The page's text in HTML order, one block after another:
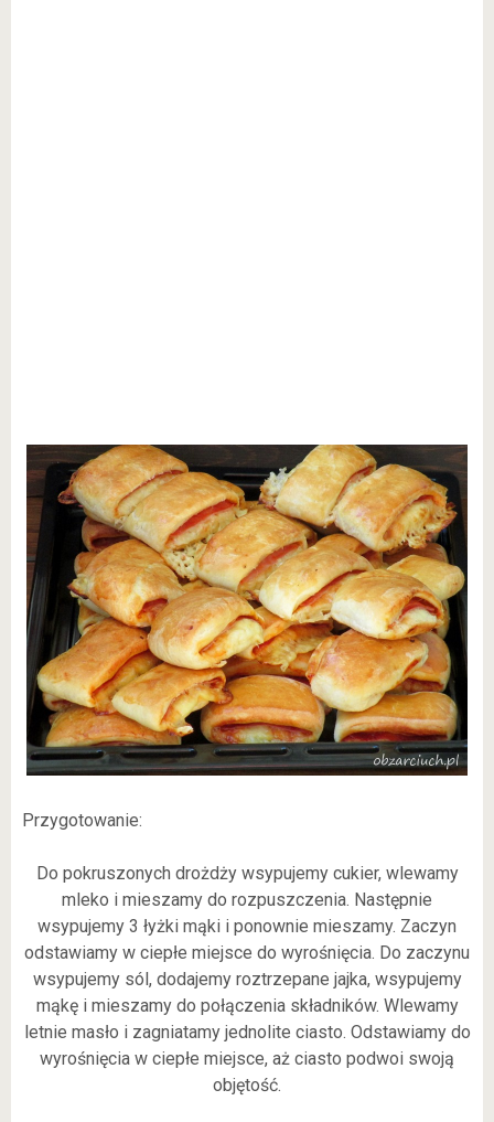
Przygotowanie:
Do pokruszonych drożdży wsypujemy cukier, wlewamy
mleko i mieszamy do rozpuszczenia. Następnie
wsypujemy 3 łyżki mąki i ponownie mieszamy. Zaczyn
odstawiamy w ciepłe miejsce do wyrośnięcia. Do zaczynu
wsypujemy sól, dodajemy roztrzepane jajka, wsypujemy
mąkę i mieszamy do połączenia składników. Wlewamy
letnie masło i zagniatamy jednolite ciasto. Odstawiamy do
wyrośnięcia w ciepłe miejsce, aż ciasto podwoi swoją
objętość.